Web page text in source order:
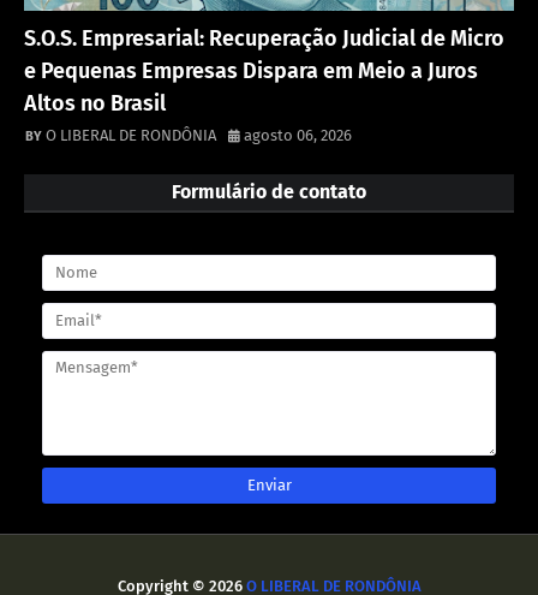
S.O.S. Empresarial: Recuperação Judicial de Micro
e Pequenas Empresas Dispara em Meio a Juros
Altos no Brasil
O LIBERAL DE RONDÔNIA agosto 06, 2026
Formulário de contato
Copyright © 2026 O LIBERAL DE RONDÔNIA